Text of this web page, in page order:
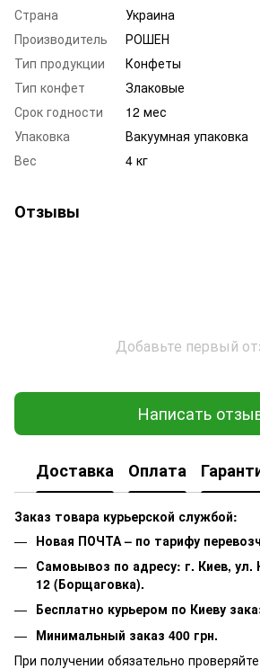
Страна
Украина
Производитель
РОШЕН
Тип продукции
Конфеты
Тип конфет
Злаковые
Срок годности
12 мес
Упаковка
Вакуумная упаковка
Вес
4 кг
Отзывы
Добавьте первый
Написать
Доставка Оплата
Заказ товара курьерской службой:
Новая ПОЧТА – по тарифу
Самовывоз по адресу: г. Киев, ул.
12 (Борщаговка).
Бесплатно курьером по Киеву
Минимальный заказ 400 грн.
При получении обязательно